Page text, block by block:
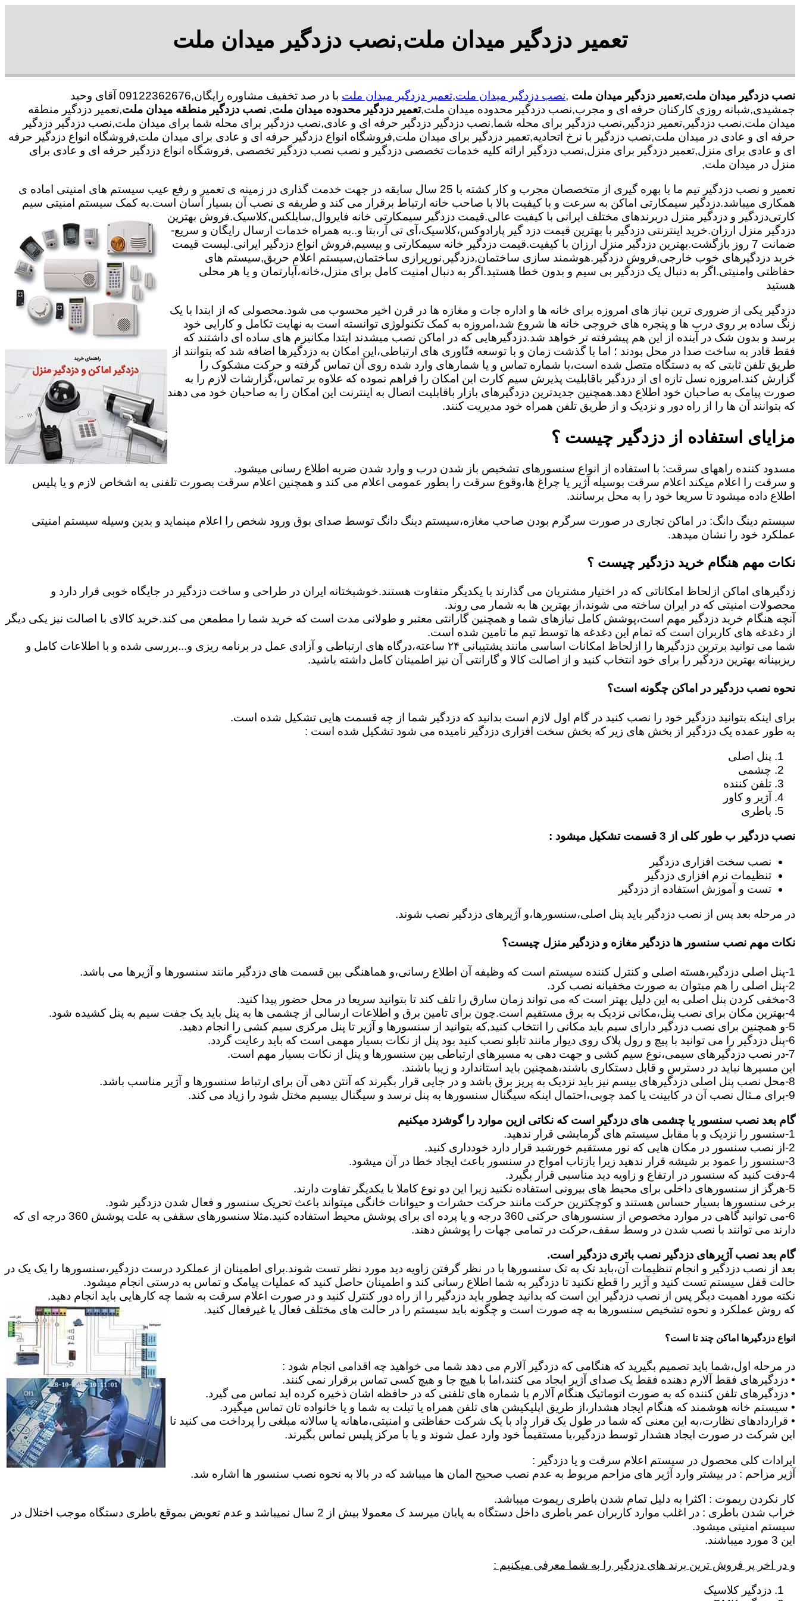
تعمیر دزدگیر میدان ملت,نصب دزدگیر میدان ملت
نصب دزدگیر میدان ملت,تعمیر دزدگیر میدان ملت ,نصب دزدگیر میدان ملت,تعمیر دزدگیر میدان ملت
با در صد تخفیف مشاوره رایگان,09122362676 آقای وحید
جمشیدی,شبانه روزی کارکنان حرفه ای و مجرب,نصب دزدگیر محدوده میدان ملت,تعمیر دزدگیر محدوده میدان ملت, نصب دزدگیر منطقه میدان ملت,تعمیر دزدگیر منطقه
میدان ملت,نصب دزدگیر,تعمیر دزدگیر,نصب دزدگیر برای محله شما,نصب دزدگیر دزدگیر حرفه ای و عادی,نصب دزدگیر برای محله شما برای میدان ملت,نصب دزدگیر دزدگیر
حرفه ای و عادی در میدان ملت,نصب دزدگیر با نرخ اتحادیه,تعمیر دزدگیر برای میدان ملت,فروشگاه انواع دزدگیر حرفه ای و عادی برای میدان ملت,فروشگاه انواع دزدگیر حرفه
ای و عادی برای منزل,تعمیر دزدگیر برای منزل,نصب دزدگیر ارائه کلیه خدمات تخصصی دزدگیر و نصب نصب دزدگیر تخصصی ,فروشگاه انواع دزدگیر حرفه ای و عادی برای
منزل در میدان ملت,
تعمیر و نصب دزدگیر تیم ما با بهره گیری از متخصصان مجرب و کار کشته با 25 سال سابقه در جهت خدمت گذاری در زمینه ی تعمیر و رفع عیب سیستم های امنیتی اماده ی
همکاری میباشد.دزدگیر سیمکارتی اماکن به سرعت و با کیفیت بالا با صاحب خانه ارتباط برقرار می کند و طریقه ی نصب آن بسیار آسان است.به کمک سیستم امنیتی سیم
کارتیدزدگیر و دزدگیر منزل دربرندهای مختلف ایرانی با کیفیت عالی.قیمت دزدگیر سیمکارتی خانه فایروال,سایلکس,کلاسیک.فروش بهترین
دزدگیر منزل ارزان.خرید اینترنتی دزدگیر با بهترین قیمت دزد گیر پارادوکس،کلاسیک،آی تی آر،بتا و..به همراه خدمات ارسال رایگان و سریع-
ضمانت 7 روز بازگشت.بهترین دزدگیر منزل ارزان با کیفیت.قیمت دزدگیر خانه سیمکارتی و بیسیم,فروش انواع دزدگیر ایرانی.لیست قیمت
خرید دزدگیرهای خوب خارجی,فروش دزدگیر.هوشمند سازی ساختمان,دزدگیر,نورپرازی ساختمان,سیستم اعلام حریق,سیستم های
حفاظتی وامنیتی.اگر به دنبال یک دزدگیر بی سیم و بدون خطا هستید.اگر به دنبال امنیت کامل برای منزل،خانه،آپارتمان و یا هر محلی
هستید
دزدگیر یکی از ضروری ترین نیاز های امروزه برای خانه ها و اداره جات و مغازه ها در قرن اخیر محسوب می شود.محصولی که از ابتدا با یک
زنگ ساده بر روی درب ها و پنجره های خروجی خانه ها شروع شد،امروزه به کمک تکنولوژی توانسته است به نهایت تکامل و کارایی خود
برسد و بدون شک در آینده از این هم پیشرفته تر خواهد شد.دزدگیرهایی که در اماکن نصب میشدند ابتدا مکانیزم های ساده ای داشتند که
فقط قادر به ساخت صدا در محل بودند ؛ اما با گذشت زمان و با توسعه فنّاوری های ارتباطی،این امکان به دزدگیرها اضافه شد که بتوانند از
طریق تلفن ثابتی که به دستگاه متصل شده است،با شماره تماس و یا شمارهای وارد شده روی آن تماس گرفته و حرکت مشکوک را
گزارش کند.امروزه نسل تازه ای از دزدگیر باقابلیت پذیرش سیم کارت این امکان را فراهم نموده که علاوه بر تماس،گزارشات لازم را به
صورت پیامک به صاحبان خود اطلاع دهد.همچنین جدیدترین دزدگیرهای بازار باقابلیت اتصال به اینترنت این امکان را به صاحبان خود می دهند
که بتوانند آن ها را از راه دور و نزدیک و از طریق تلفن همراه خود مدیریت کنند.
مزایای استفاده از دزدگیر چیست ؟
مسدود کننده راههای سرقت: با استفاده از انواع سنسورهای تشخیص باز شدن درب و وارد شدن ضربه اطلاع رسانی میشود.
و سرقت را اعلام میکند اعلام سرقت بوسیله آژیر یا چراغ ها،وقوع سرقت را بطور عمومی اعلام می کند و همچنین اعلام سرقت بصورت تلفنی به اشخاص لازم و یا پلیس
اطلاع داده میشود تا سریعا خود را به محل برسانند.
سیستم دینگ دانگ: در اماکن تجاری در صورت سرگرم بودن صاحب مغازه،سیستم دینگ دانگ توسط صدای بوق ورود شخص را اعلام مینماید و بدین وسیله سیستم امنیتی
عملکرد خود را نشان میدهد.
نکات مهم هنگام خرید دزدگیر چیست ؟
زدگیرهای اماکن ازلحاظ امکاناتی که در اختیار مشتریان می گذارند با یکدیگر متفاوت هستند.خوشبختانه ایران در طراحی و ساخت دزدگیر در جایگاه خوبی قرار دارد و
محصولات امنیتی که در ایران ساخته می شوند،از بهترین ها به شمار می روند.
آنچه هنگام خرید دزدگیر مهم است،پوشش کامل نیازهای شما و همچنین گارانتی معتبر و طولانی مدت است که خرید شما را مطمعن می کند.خرید کالای با اصالت نیز یکی دیگر
از دغدغه های کاربران است که تمام این دغدغه ها توسط تیم ما تامین شده است.
شما می توانید برترین دزدگیرها را ازلحاظ امکانات اساسی مانند پشتیبانی ۲۴ ساعته،درگاه های ارتباطی و آزادی عمل در برنامه ریزی و...بررسی شده و با اطلاعات کامل و
ریزبینانه بهترین دزدگیر را برای خود انتخاب کنید و از اصالت کالا و گارانتی آن نیز اطمینان کامل داشته باشید.
نحوه نصب دزدگیر در اماکن چگونه است؟
برای اینکه بتوانید دزدگیر خود را نصب کنید در گام اول لازم است بدانید که دزدگیر شما از چه قسمت هایی تشکیل شده است.
به طور عمده یک دزدگیر از بخش های زیر که بخش سخت افزاری دزدگیر نامیده می شود تشکیل شده است :
پنل اصلی
چشمی
تلفن کننده
آژیر و کاور
باطری
نصب دزدگیر ب طور کلی از 3 قسمت تشکیل میشود :
نصب سخت افزاری دزدگیر
تنظیمات نرم افزاری دزدگیر
تست و آموزش استفاده از دزدگیر
در مرحله بعد پس از نصب دزدگیر باید پنل اصلی،سنسورها،و آژیرهای دزدگیر نصب شوند.
نکات مهم نصب سنسور ها دزدگیر مغازه و دزدگیر منزل چیست؟
1-پنل اصلی دزدگیر،هسته اصلی و کنترل کننده سیستم است که وظیفه آن اطلاع رسانی،و هماهنگی بین قسمت های دزدگیر مانند سنسورها و آژیرها می باشد.
2-پنل اصلی را هم میتوان به صورت مخفیانه نصب کرد.
3-مخفی کردن پنل اصلی به این دلیل بهتر است که می تواند زمان سارق را تلف کند تا بتوانید سریعا در محل حضور پیدا کنید.
4-بهترین مکان برای نصب پنل،مکانی نزدیک به برق مستقیم است.چون برای تامین برق و اطلاعات ارسالی از چشمی ها به پنل باید یک جفت سیم به پنل کشیده شود.
5-و همچنین برای نصب دزدگیر دارای سیم باید مکانی را انتخاب کنید,که بتوانید از سنسورها و آژیر تا پنل مرکزی سیم کشی را انجام دهید.
6-پنل دزدگیر را می توانید با پیچ و رول پلاک روی دیوار مانند تابلو نصب کنید بود پنل از نکات بسیار مهمی است که باید رعایت گردد.
7-در نصب دزدگیرهای سیمی،نوع سیم کشی و جهت دهی به مسیرهای ارتباطی بین سنسورها و پنل از نکات بسیار مهم است.
این مسیرها نباید در دسترس و قابل دستکاری باشند،همچنین باید استاندارد و زیبا باشند.
8-محل نصب پنل اصلی دزدگیرهای بیسم نیز باید نزدیک به پریز برق باشد و در جایی قرار بگیرند که آنتن دهی آن برای ارتباط سنسورها و آژیر مناسب باشد.
9-برای مـثال نصب آن در کابینت یا کمد چوبی،احتمال اینکه سیگنال سنسورها به پنل نرسد و سیگنال بیسیم مختل شود را زیاد می کند.
گام بعد نصب سنسور یا چشمی های دزدگیر است که نکاتی ازین موارد را گوشزد میکنیم
1-سنسور را نزدیک و یا مقابل سیستم های گرمایشی قرار ندهید.
2-از نصب سنسور در مکان هایی که نور مستقیم خورشید قرار دارد خودداری کنید.
3-سنسور را عمود بر شیشه قرار ندهید زیرا بازتاب امواج در سنسور باعث ایجاد خطا در آن میشود.
4-دقت کنید که سنسور در ارتفاع و زاویه دید مناسبی قرار بگیرد.
5-هرگز از سنسورهای داخلی برای محیط های بیرونی استفاده نکنید زیرا این دو نوع کاملا با یکدیگر تفاوت دارند.
برخی سنسورها بسیار حساس هستند و کوچکترین حرکت مانند حرکت حشرات و حیوانات خانگی میتواند باعث تحریک سنسور و فعال شدن دزدگیر شود.
6-می توانید گاهی در موارد مخصوص از سنسورهای حرکتی 360 درجه و یا پرده ای برای پوشش محیط استفاده کنید.مثلا سنسورهای سقفی به علت پوشش 360 درجه ای که
دارند می توانند با نصب شدن در وسط سقف،حرکت در تمامی جهات را پوشش دهند.
گام بعد نصب آژیرهای دزدگیر نصب باتری دزدگیر است.
بعد از نصب دزدگیر و انجام تنظیمات آن،باید تک به تک سنسورها با در نظر گرفتن زاویه دید مورد نظر تست شوند.برای اطمینان از عملکرد درست دزدگیر،سنسورها را یک یک در
حالت قفل سیستم تست کنید و آژیر را قطع نکنید تا دزدگیر به شما اطلاع رسانی کند و اطمینان حاصل کنید که عملیات پیامک و تماس به درستی انجام میشود.
نکته مورد اهمیت دیگر پس از نصب دزدگیر این است که بدانید چطور باید دزدگیر را از راه دور کنترل کنید و در صورت اعلام سرقت به شما چه کارهایی باید انجام دهید.
که روش عملکرد و نحوه تشخیص سنسورها به چه صورت است و چگونه باید سیستم را در حالت های مختلف فعال یا غیرفعال کنید.
انواع دزدگیرها اماکن چند تا است؟
در مرحله اول،شما باید تصمیم بگیرید که هنگامی که دزدگیر آلارم می دهد شما می خواهید چه اقدامی انجام شود :
• دزدگیرهای فقط آلارم دهنده فقط یک صدای آژیر ایجاد می کنند،اما با هیچ جا و هیچ کسی تماس برقرار نمی کنند.
• دزدگیرهای تلفن کننده که به صورت اتوماتیک هنگام آلارم با شماره های تلفنی که در حافظه اشان ذخیره کرده اید تماس می گیرد.
• سیستم خانه هوشمند که هنگام ایجاد هشدار،از طریق اپلیکیشن های تلفن همراه یا تبلت به شما و یا خانواده تان تماس میگیرد.
• قراردادهای نظارت،به این معنی که شما در طول یک قرار داد با یک شرکت حفاظتی و امنیتی،ماهانه یا سالانه مبلغی را پرداخت می کنید تا
این شرکت در صورت ایجاد هشدار توسط دزدگیر،یا مستقیماٌ خود وارد عمل شوند و یا با مرکز پلیس تماس بگیرند.
ایرادات کلی محصول در سیستم اعلام سرقت و یا دزدگیر :
آژیر مزاحم : در بیشتر وارد آژیر های مزاحم مربوط به عدم نصب صحیح المان ها میباشد که در بالا به نحوه نصب سنسور ها اشاره شد.
کار نکردن ریموت : اکثرا به دلیل تمام شدن باطری ریموت میباشد.
خراب شدن باطری : در اغلب موارد کاربران عمر باطری داخل دستگاه به پایان میرسد ک معمولا بیش از 2 سال نمیباشد و عدم تعویض بموقع باطری دستگاه موجب اختلال در
سیستم امنیتی میشود.
این 3 مورد میباشند.
و در اخر پر فروش ترین برند های دزدگیر را به شما معرفی میکنیم :
دزدگیر کلاسیک